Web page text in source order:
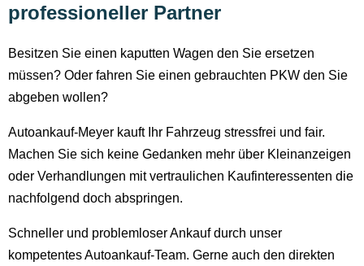
professioneller Partner
Besitzen Sie einen kaputten Wagen den Sie ersetzen
müssen? Oder fahren Sie einen gebrauchten PKW den Sie
abgeben wollen?
Autoankauf-Meyer kauft Ihr Fahrzeug stressfrei und fair.
Machen Sie sich keine Gedanken mehr über Kleinanzeigen
oder Verhandlungen mit vertraulichen Kaufinteressenten die
nachfolgend doch abspringen.
Schneller und problemloser Ankauf durch unser
kompetentes Autoankauf-Team. Gerne auch den direkten